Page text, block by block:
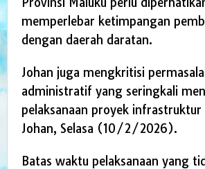
memperlebar ketimpangan
dengan daerah daratan.
Johan juga mengkritisi
administratif yang seringkali
pelaksanaan proyek infrastruktur
Johan, Selasa (10/2/2026).
Batas waktu pelaksanaan yang